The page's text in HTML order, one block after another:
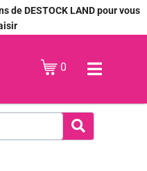
de DESTOCK LAND pour vous
0